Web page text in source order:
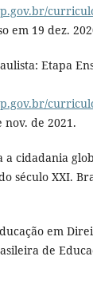
em 19 dez.
Etapa
nov. de 2021.
a cidadania
século XXI.
em
de